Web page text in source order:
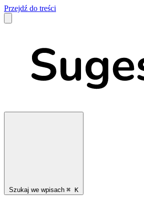
Przejdź do treści
Szukaj we wpisach ⌘ K